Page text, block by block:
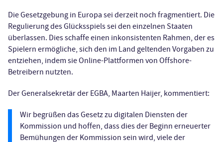
Die Gesetzgebung in Europa sei derzeit noch fragmentiert. Die
Regulierung des Glücksspiels sei den einzelnen Staaten
überlassen. Dies schaffe einen inkonsistenten Rahmen, der es
Spielern ermögliche, sich den im Land geltenden Vorgaben zu
entziehen, indem sie Online-Plattformen von Offshore-
Betreibern nutzten.
Der Generalsekretär der EGBA, Maarten Haijer, kommentiert:
Wir begrüßen das Gesetz zu digitalen Diensten der
Kommission und hoffen, dass dies der Beginn erneuerter
Bemühungen der Kommission sein wird, viele der